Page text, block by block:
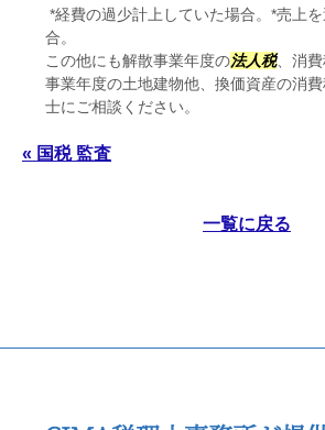
*経費の過少計上していた場合。*売上
この他にも解散事業年度の法人税、消
事業年度の土地建物他、換価資産の消
士にご相談ください。
« 国税 監査
一覧に戻る